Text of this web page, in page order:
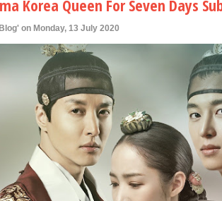
Korea Queen For Seven Days
on Monday, 13 July 2020